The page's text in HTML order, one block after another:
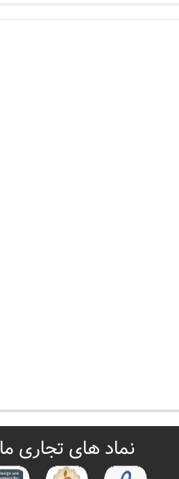
نماد های تجاری ما